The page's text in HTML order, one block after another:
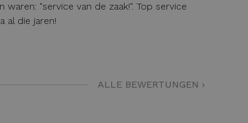
waren: "service van de zaak!". Top service
al die jaren!
ALLE BEWERTUNGEN ›